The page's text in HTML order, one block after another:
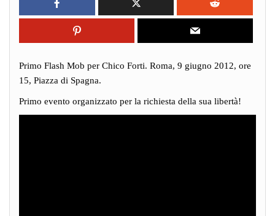
Primo Flash Mob per Chico Forti. Roma, 9 giugno 2012, ore
15, Piazza di Spagna.
Primo evento organizzato per la richiesta della sua libertà!